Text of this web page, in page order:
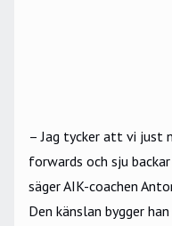
– Jag tycker att vi just
forwards och sju
säger AIK-coachen
Den känslan bygger